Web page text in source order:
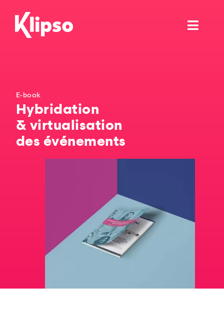
contenu
E-book
Hybridation
& virtualisation
des événements